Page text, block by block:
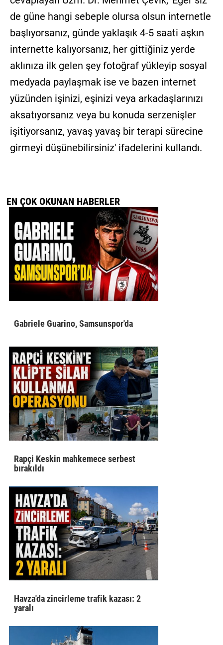
de güne hangi sebeple olursa olsun internetle
başlıyorsanız, günde yaklaşık 4-5 saati aşkın
internette kalıyorsanız, her gittiğiniz yerde
aklınıza ilk gelen şey fotoğraf yükleyip sosyal
medyada paylaşmak ise ve bazen internet
yüzünden işinizi, eşinizi veya arkadaşlarınızı
aksatıyorsanız veya bu konuda serzenişler
işitiyorsanız, yavaş yavaş bir terapi sürecine
girmeyi düşünebilirsiniz' ifadelerini kullandı.
EN ÇOK OKUNAN HABERLER
Gabriele Guarino, Samsunspor'da
Rapçi Keskin mahkemece serbest
bırakıldı
Havza'da zincirleme trafik kazası: 2
yaralı